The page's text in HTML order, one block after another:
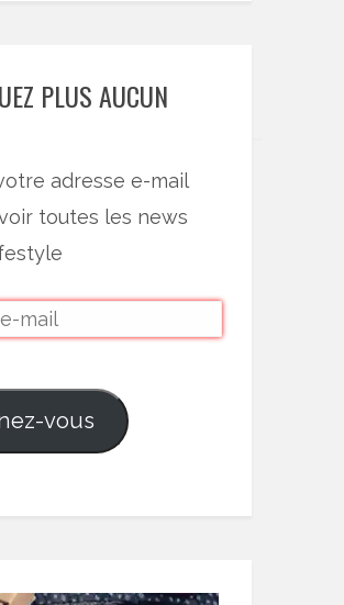
PLUS AUCUN
adresse e-mail
toutes les news
vous